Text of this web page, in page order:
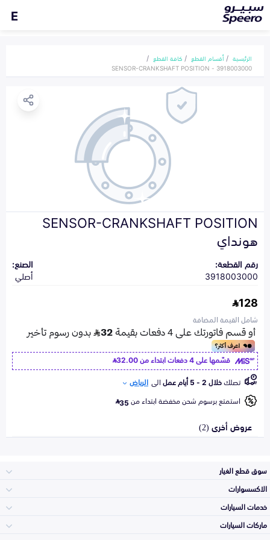
E
الرئيسية أقسام القطع
كافة القطع
SENSOR-CRANKSHAFT POSITION - 3918003000
SENSOR-CRANKSHAFT POSITION
هونداي
رقم القطعة:
3918003000
الصنع:
أصلي
128
شامل القيمة المضافة
قسّمها على 4 دفعات ابتداء من
32.00
تصلكخلال 2 - 5 أيام عمل الى الرياض
استمتع برسوم شحن مخفضة ابتداء من35
عروض أخرى (2)
سوق قطع الغيار
الاكسسوارات
خدمات السيارات
ماركات السيارات